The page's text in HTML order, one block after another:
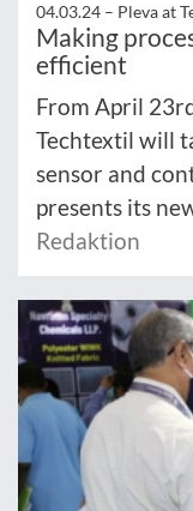
04.03.24 – Pleva at
Making
efficient
From April
Techtextil will
sensor and
presents its
Redaktion